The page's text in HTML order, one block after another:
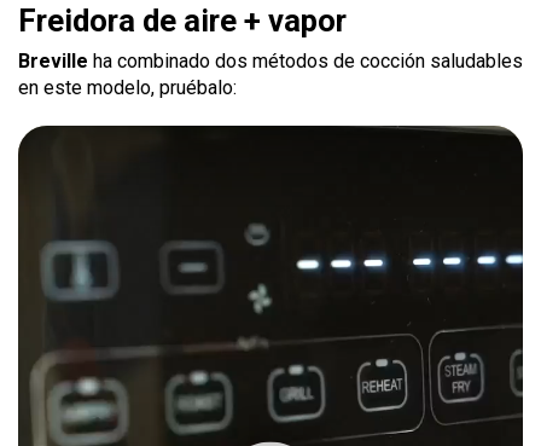
Freidora de aire + vapor
Breville ha combinado dos métodos de cocción saludables
en este modelo, pruébalo: